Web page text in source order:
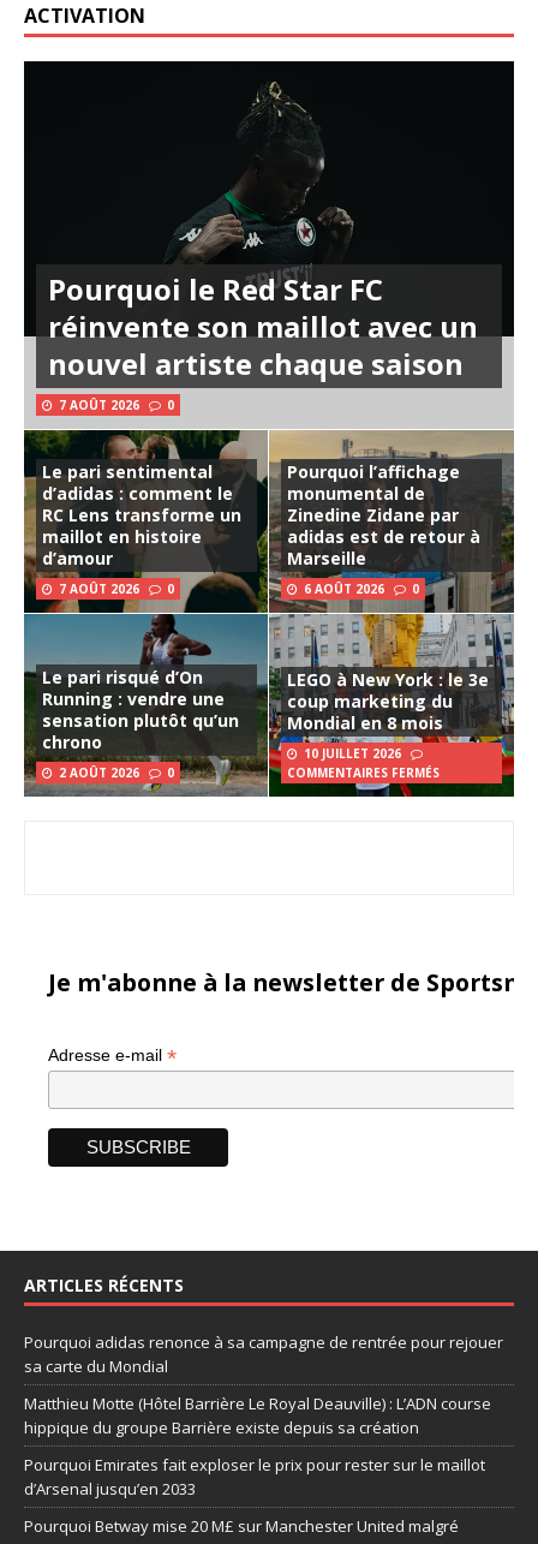
ACTIVATION
Pourquoi le Red Star FC
réinvente son maillot avec un
nouvel artiste chaque saison
7 AOÛT 2026 0
Le pari sentimental
d’adidas : comment le
RC Lens transforme un
maillot en histoire
d’amour
7 AOÛT 2026 0
Pourquoi l’affichage
monumental de
Zinedine Zidane par
adidas est de retour à
Marseille
6 AOÛT 2026 0
Le pari risqué d’On
Running : vendre une
sensation plutôt qu’un
chrono
2 AOÛT 2026 0
LEGO à New York : le 3e
coup marketing du
Mondial en 8 mois
10 JUILLET 2026
COMMENTAIRES FERMÉS
Je m'abonne à la newsletter de
Adresse e-mail *
ARTICLES RÉCENTS
Pourquoi adidas renonce à sa campagne de rentrée pour rejouer
sa carte du Mondial
Matthieu Motte (Hôtel Barrière Le Royal Deauville) : L’ADN course
hippique du groupe Barrière existe depuis sa création
Pourquoi Emirates fait exploser le prix pour rester sur le maillot
d’Arsenal jusqu’en 2033
Pourquoi Betway mise 20 M£ sur Manchester United malgré